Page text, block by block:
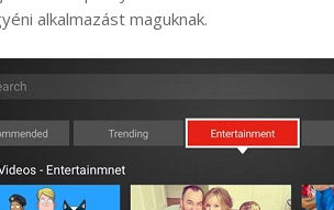
alkalmazást maguknak.